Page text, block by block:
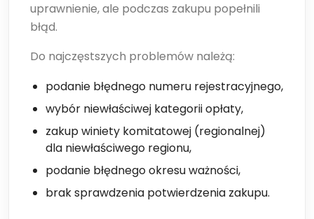
uprawnienie, ale podczas zakupu popełnili
błąd.
Do najczęstszych problemów należą:
podanie błędnego numeru rejestracyjnego,
wybór niewłaściwej kategorii opłaty,
zakup winiety komitatowej (regionalnej)
dla niewłaściwego regionu,
podanie błędnego okresu ważności,
brak sprawdzenia potwierdzenia zakupu.